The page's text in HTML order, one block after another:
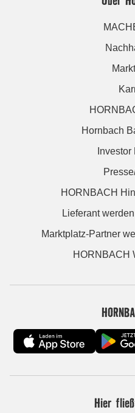
Hornbach
HORNBACH
Lieferant
Marktplatz-Partner
HORNBACH
Hier